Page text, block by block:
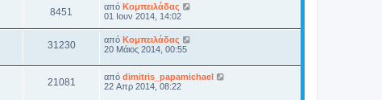
8451 από Κομπειλάδας
01 Ιουν 2014, 14:02
31230 από Κομπειλάδας
20 Μάιος 2014, 00:55
21081 από dimitris_papamichael
22 Απρ 2014, 08:22